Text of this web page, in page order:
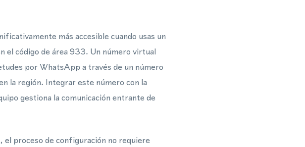
más accesible cuando usas un
el código de área 933. Un número virtual
por WhatsApp a través de un número
la región. Integrar este número con la
gestiona la comunicación entrante de
el proceso de configuración no requiere